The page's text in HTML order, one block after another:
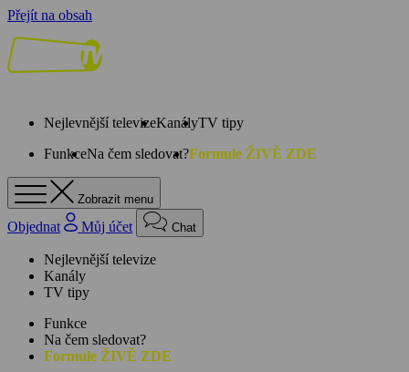
Přejít na obsah
Nejlevnější televizeKanályTV tipy
FunkceNa čem sledovat?Formule ŽIVĚ ZDE
Zobrazit menu
Objednat Můj účet Chat
Nejlevnější televize
Kanály
TV tipy
Funkce
Na čem sledovat?
Formule ŽIVĚ ZDE